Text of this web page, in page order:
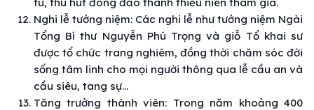
Nghi lễ tưởng niệm: Các nghi lễ như tưởng niệm Ngài
Tổng Bí thư Nguyễn Phú Trọng và giỗ Tổ khai sư
được tổ chức trang nghiêm, đồng thời chăm sóc đời
sống tâm linh cho mọi người thông qua lễ cầu an và
cầu siêu, tang sự…
Tăng trưởng thành viên: Trong năm khoảng 400